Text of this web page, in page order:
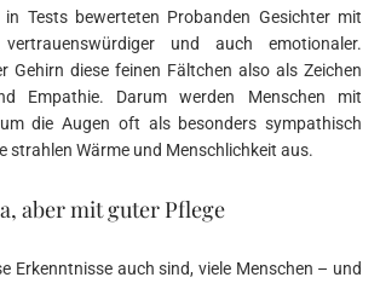
Tests bewerteten Probanden Gesichter mit
und auch emotionaler.
Gehirn diese feinen Fältchen also als Zeichen
Empathie. Darum werden Menschen mit
die Augen oft als besonders sympathisch
strahlen Wärme und Menschlichkeit aus.
aber mit guter Pflege
Erkenntnisse auch sind, viele Menschen – und